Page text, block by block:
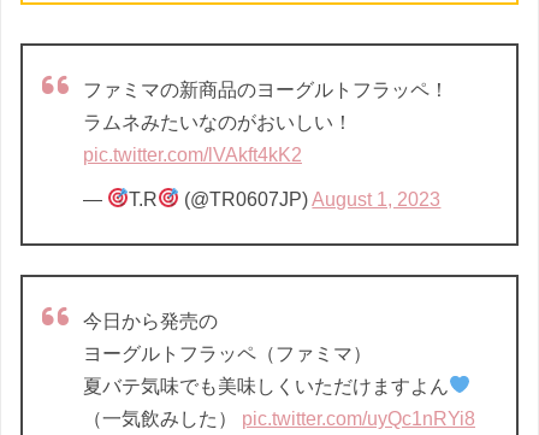
ファミマの新商品のヨーグルトフラッペ！
ラムネみたいなのがおいしい！
pic.twitter.com/lVAkft4kK2
— T.R (@TR0607JP)August 1, 2023
今日から発売の
ヨーグルトフラッペ（ファミマ）
夏バテ気味でも美味しくいただけますよん
（一気飲みした） pic.twitter.com/uyQc1nRYi8